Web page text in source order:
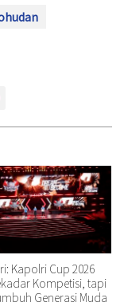
Kapolri Cup 2026
Kompetisi, tapi
Generasi Muda